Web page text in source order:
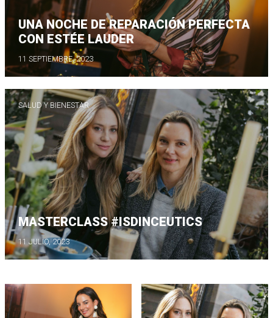
UNA NOCHE DE REPARACIÓN PERFECTA
CON ESTÉE LAUDER
11 SEPTIEMBRE, 2023
SALUD Y BIENESTAR
MASTERCLASS #ISDINCEUTICS
11 JULIO, 2023